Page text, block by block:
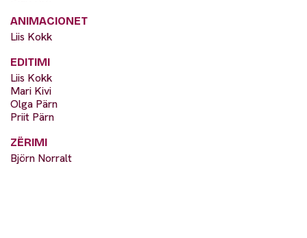
ANIMACIONET
Liis Kokk
EDITIMI
Liis Kokk
Mari Kivi
Olga Pärn
Priit Pärn
ZËRIMI
Björn Norralt